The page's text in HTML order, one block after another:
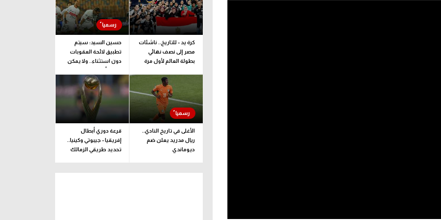
كرة يد - للتاريخ.. ناشئات
مصر إلى نصف نهائي
بطولة العالم لأول مرة
حسين السيد: سيتم
تطبيق لائحة العقوبات
دون استثناء.. ولا يمكن
ضغط أو ليّ ذراع الزمالك
الأغلى في تاريخ النادي..
ريال مدريد يعلن ضم
ديوماندي
قرعة دوري أبطال
إفريقيا - جيبوتي وكينيا..
تحديد طريقي الزمالك